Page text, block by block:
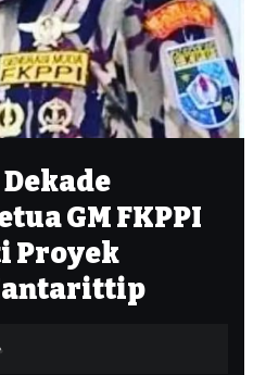
GM FKPPI
Proyek